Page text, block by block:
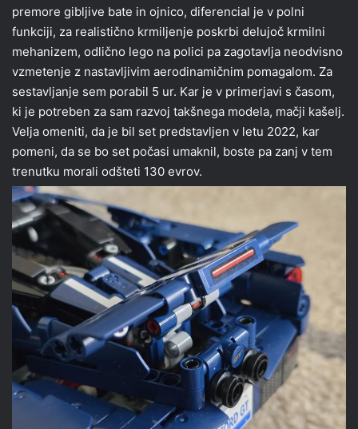
premore gibljive bate in ojnico, diferencial je v polni
funkciji, za realistično krmiljenje poskrbi delujoč krmilni
mehanizem, odlično lego na polici pa zagotavlja neodvisno
vzmetenje z nastavljivim aerodinamičnim pomagalom. Za
sestavljanje sem porabil 5 ur. Kar je v primerjavi s časom,
ki je potreben za sam razvoj takšnega modela, mačji kašelj.
Velja omeniti, da je bil set predstavljen v letu 2022, kar
pomeni, da se bo set počasi umaknil, boste pa zanj v tem
trenutku morali odšteti 130 evrov.